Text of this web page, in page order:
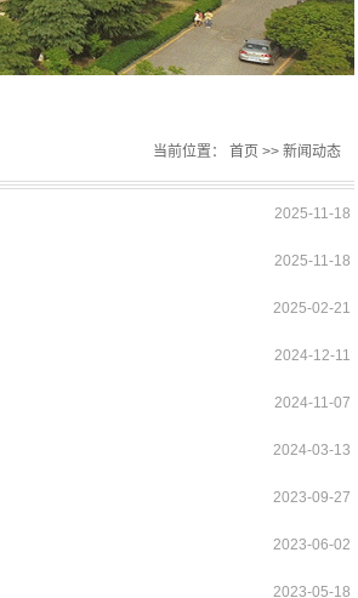
当前位置： 首页 >> 新闻动态
2025-11-18
2025-11-18
2025-02-21
2024-12-11
2024-11-07
2024-03-13
2023-09-27
2023-06-02
2023-05-18